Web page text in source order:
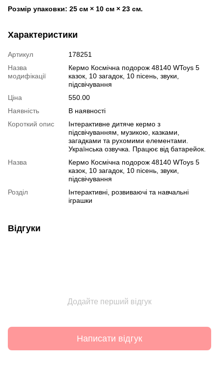
Розмір упаковки: 25 см × 10 см × 23 см.
Характеристики
Артикул
178251
Назва
модифікації
Кермо Космічна подорож 48140 WToys 5
казок, 10 загадок, 10 пісень, звуки,
підсвічування
Ціна
550.00
Наявність
В наявності
Короткий опис
Інтерактивне дитяче кермо з
підсвічуванням, музикою, казками,
загадками та рухомими елементами.
Українська озвучка. Працює від батарейок.
Назва
Кермо Космічна подорож 48140 WToys 5
казок, 10 загадок, 10 пісень, звуки,
підсвічування
Розділ
Інтерактивні, розвиваючі та навчальні
іграшки
Відгуки
Додайте перший відгук
Написати відгук